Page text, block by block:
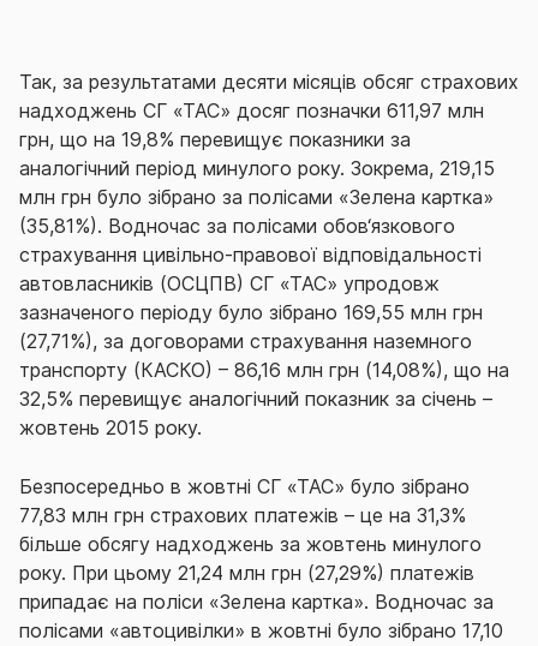
Так, за результатами десяти місяців обсяг страхових
надходжень СГ «ТАС» досяг позначки 611,97 млн
грн, що на 19,8% перевищує показники за
аналогічний період минулого року. Зокрема, 219,15
млн грн було зібрано за полісами «Зелена картка»
(35,81%). Водночас за полісами обов‘язкового
страхування цивільно-правової відповідальності
автовласників (ОСЦПВ) СГ «ТАС» упродовж
зазначеного періоду було зібрано 169,55 млн грн
(27,71%), за договорами страхування наземного
транспорту (КАСКО) – 86,16 млн грн (14,08%), що на
32,5% перевищує аналогічний показник за січень –
жовтень 2015 року.
Безпосередньо в жовтні СГ «ТАС» було зібрано
77,83 млн грн страхових платежів – це на 31,3%
більше обсягу надходжень за жовтень минулого
року. При цьому 21,24 млн грн (27,29%) платежів
припадає на поліси «Зелена картка». Водночас за
полісами «автоцивілки» в жовтні було зібрано 17,10